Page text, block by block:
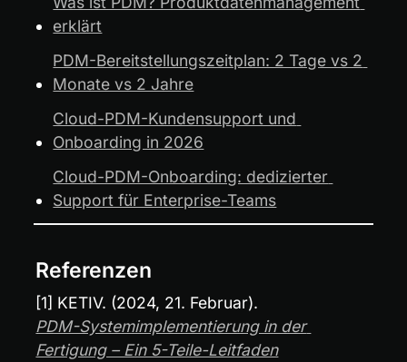
erklärt
PDM-Bereitstellungszeitplan: 2 Tage vs 2
Monate vs 2 Jahre
Cloud-PDM-Kundensupport und
Onboarding in 2026
Cloud-PDM-Onboarding: dedizierter
Support für Enterprise-Teams
Referenzen
[1] KETIV. (2024, 21. Februar).
PDM-Systemimplementierung in der
Fertigung – Ein 5-Teile-Leitfaden